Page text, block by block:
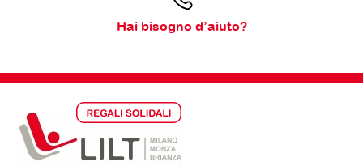
Hai bisogno d’aiuto?